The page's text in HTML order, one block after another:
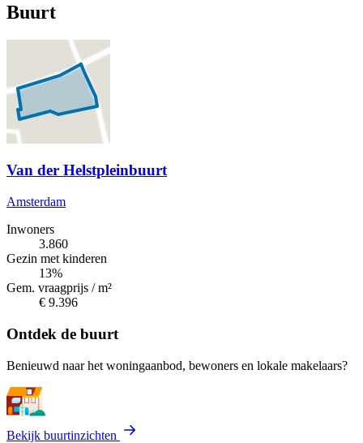
Buurt
Van der Helstpleinbuurt
Amsterdam
Inwoners
3.860
Gezin met kinderen
13%
Gem. vraagprijs / m²
€ 9.396
Ontdek de buurt
Benieuwd naar het woningaanbod, bewoners en lokale makelaars?
Bekijk buurtinzichten